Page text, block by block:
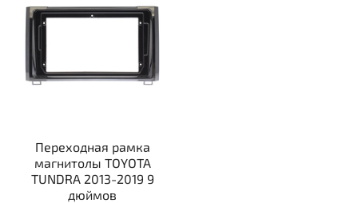
Переходная рамка
магнитолы TOYOTA
TUNDRA 2013-2019 9
дюймов